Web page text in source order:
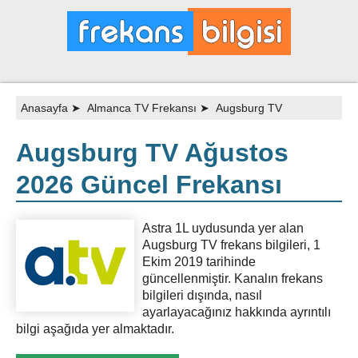
Anasayfa ➤ Almanca TV Frekansı ➤ Augsburg TV
Augsburg TV Ağustos
2026 Güncel Frekansı
Astra 1L uydusunda yer alan
Augsburg TV frekans bilgileri, 1
Ekim 2019 tarihinde
güncellenmiştir. Kanalın frekans
bilgileri dışında, nasıl
ayarlayacağınız hakkında ayrıntılı
bilgi aşağıda yer almaktadır.